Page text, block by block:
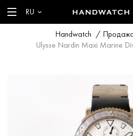
RU
Handwatch /
Ulysse Nardin Maxi Marine